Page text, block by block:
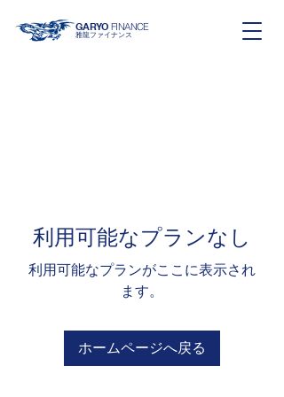
GARYO FINANCE
雅龍ファイナンス
利用可能なプランなし
利用可能なプランがここに表示され
ます。
ホームページへ戻る